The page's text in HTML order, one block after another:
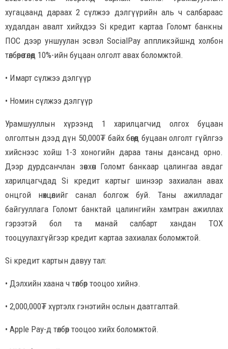
хугацаанд дараах 2 сүлжээ дэлгүүрийн аль ч салбараас
худалдан авалт хийхдээ Si кредит картаа Голомт банкны
ПОС дээр уншуулан эсвэл SocialPay аппликэйшнд холбон
төлбөрөө төлөөд 10%-ийн буцаан олголт авах боломжтой.
• Имарт сүлжээ дэлгүүр
• Номин сүлжээ дэлгүүр
Урамшууллын хүрээнд 1 харилцагчид олгох буцаан
олголтын дээд дүн 50,000₮ байх бөгөөд буцаан олголт гүйлгээ
хийснээс хойш 1-3 хоногийн дараа таны дансанд орно.
Дээр дурдсанчлан зөвхөн Голомт банкаар цалингаа авдаг
харилцагчдад Si кредит картыг шинээр захиалан авах
онцгой нөхцөлийг санал болгож буй. Таны ажилладаг
байгууллага Голомт банктай цалингийн хамтран ажиллах
гэрээтэй бол та манай салбарт хандан ТОХ
тооцуулахгүйгээр кредит картаа захиалах боломжтой.
Si кредит картын давуу тал:
• Дэлхийн хаана ч төлбөр тооцоо хийнэ.
• 2,000,000₮ хүртэлх гэнэтийн ослын даатгалтай.
• Apple Pay-д төлбөр тооцоо хийх боломжтой.